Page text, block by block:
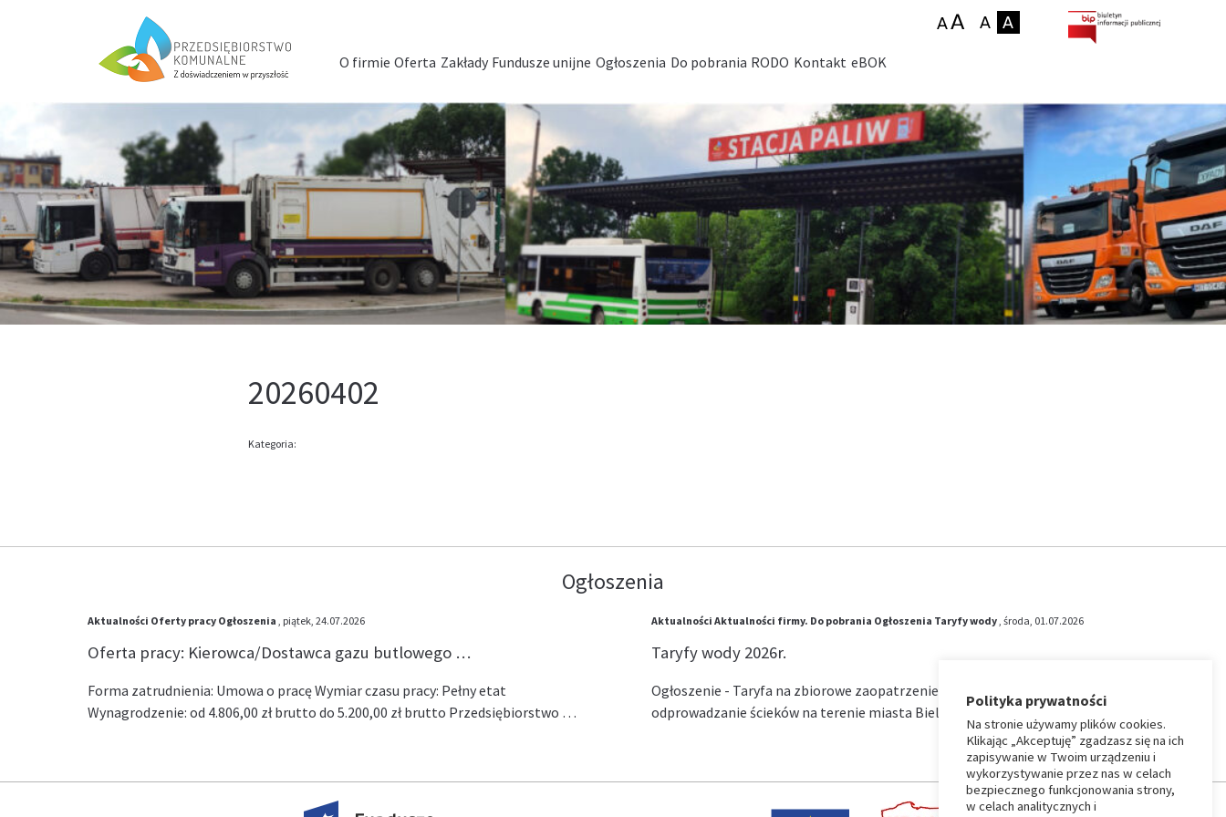
O firmie Oferta Zakłady Fundusze unijne Ogłoszenia Do pobrania RODO Kontakt eBOK
20260402
Kategoria:
Ogłoszenia
Aktualności Oferty pracy Ogłoszenia , piątek, 24.07.2026
Oferta pracy: Kierowca/Dostawca gazu butlowego …
Forma zatrudnienia: Umowa o pracę Wymiar czasu pracy: Pełny etat
Wynagrodzenie: od 4.806,00 zł brutto do 5.200,00 zł brutto Przedsiębiorstwo …
Aktualności Aktualności firmy. Do pobrania Ogłoszenia Taryfy wody, środa, 01.07.2026
Taryfy wody 2026r.
Ogłoszenie - Taryfa na zbiorowe zaopatrzenie w wodę i zbiorowe
odprowadzanie ścieków na terenie miasta Bielsk Podlaski na okres od …
Polityka prywatności
Na stronie używamy plików cookies.
Klikając „Akceptuję” zgadzasz się na ich
zapisywanie w Twoim urządzeniu i
wykorzystywanie przez nas w celach
bezpiecznego funkcjonowania strony,
w celach analitycznych i